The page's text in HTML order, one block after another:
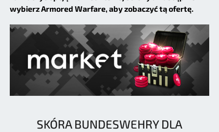
wybierz Armored Warfare, aby zobaczyć tą ofertę.
SKÓRA BUNDESWEHRY DLA